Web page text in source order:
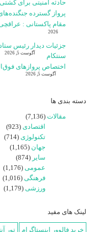
حادثه امنیتی برای
پرواز گسترده
مقام پاکستانی :
2026
جزئیات دیدار رئیس
سنتکام
آگوست 5, 2026
اختصاص پروازهای
آگوست 5, 2026
دسته بندی ها
مقالات (7,136)
اقتصادی (923)
تکنولوژی (714)
جهان (1,165)
سایر (874)
عمومی (1,176)
فرهنگی (1,016)
ورزشی (1,179)
لینک های مفید
خرید فالوور اینستاگرام تور